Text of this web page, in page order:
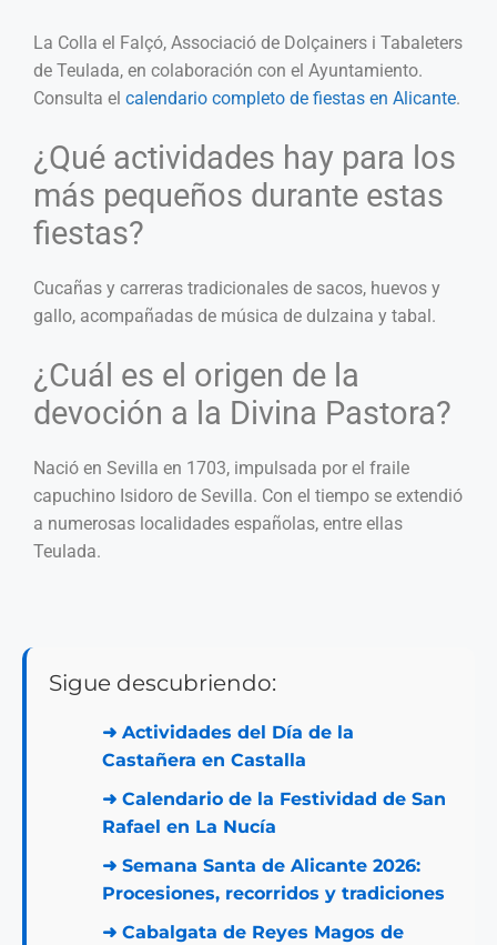
La Colla el Falçó, Associació de Dolçainers i Tabaleters
de Teulada, en colaboración con el Ayuntamiento.
Consulta el calendario completo de fiestas en Alicante.
¿Qué actividades hay para los
más pequeños durante estas
fiestas?
Cucañas y carreras tradicionales de sacos, huevos y
gallo, acompañadas de música de dulzaina y tabal.
¿Cuál es el origen de la
devoción a la Divina Pastora?
Nació en Sevilla en 1703, impulsada por el fraile
capuchino Isidoro de Sevilla. Con el tiempo se extendió
a numerosas localidades españolas, entre ellas
Teulada.
Sigue descubriendo:
➜ Actividades del Día de la
Castañera en Castalla
➜ Calendario de la Festividad de San
Rafael en La Nucía
➜ Semana Santa de Alicante 2026:
Procesiones, recorridos y tradiciones
➜ Cabalgata de Reyes Magos de